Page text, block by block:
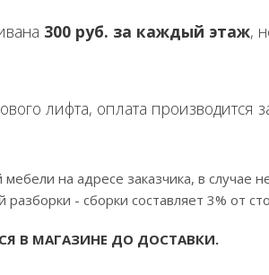
300 руб. за каждый этаж,
лифта, оплата производится
мебели на адресе заказчика, в
- сборки составляет 3% от
В МАГАЗИНЕ ДО ДОСТАВКИ.